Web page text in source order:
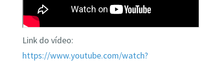
Link do vídeo:
https://www.youtube.com/watch?